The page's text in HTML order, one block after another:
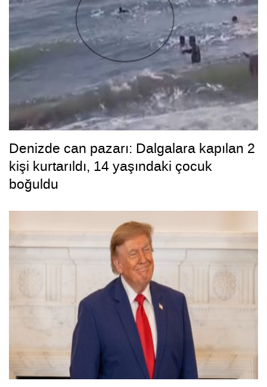
Denizde can pazarı: Dalgalara kapılan 2
kişi kurtarıldı, 14 yaşındaki çocuk
boğuldu